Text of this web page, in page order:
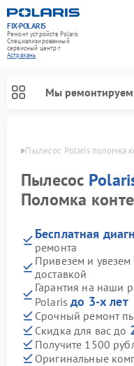
FIX-POLARIS
Ремонт устройств Polaris
Специализированный
cервисный центр г.
Астрахань
Мы ремонтируем
Пылесос Polaris поломка
Пылесос
Поломка
Бесплатная
ремонта
Привезем и
доставкой
Гарантия на наши
Polarisдо 3-х лет
Срочный ремонт
Скидка для вас до
Получите 1500
Оригинальные